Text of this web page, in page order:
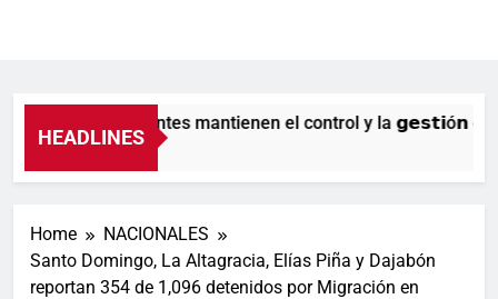
HEADLINES
Nuestros agentes mantienen el control y la 𝗴𝗲𝘀𝘁𝗶ó𝗻
3 Horas Ago
Home
NACIONALES
Santo Domingo, La Altagracia, Elías Piña y Dajabón
reportan 354 de 1,096 detenidos por Migración en